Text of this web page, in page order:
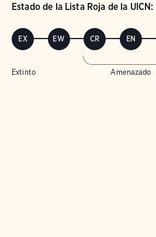
Estado de la Lista Roja de la
EX EW CR EN
Extinto Amenazado